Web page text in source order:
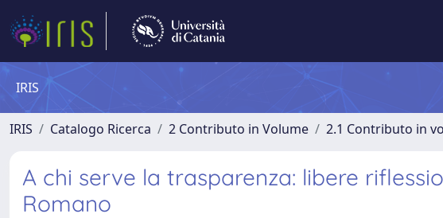
IRIS
IRIS Catalogo Ricerca 2 Contributo in Volume 2.1 Contributo in
A chi serve la trasparenza: libere
Romano